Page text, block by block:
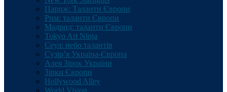
Париж: Таланти Європи
Рим: таланти Європи
Мадрид: таланти Європи
Tokyo Art Ninja
Сеул: небо талантів
Сузір’я Україна-Європа
Алея Зірок України
Зірки Європи
Hollywood Alley
World Vision